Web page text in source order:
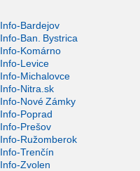
Info-Bardejov
Info-Ban. Bystrica
Info-Komárno
Info-Levice
Info-Michalovce
Info-Nitra.sk
Info-Nové Zámky
Info-Poprad
Info-Prešov
Info-Ružomberok
Info-Trenčín
Info-Zvolen